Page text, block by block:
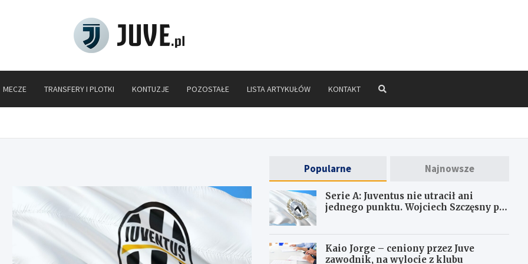
MECZE TRANSFERY I PLOTKI KONTUZJE POZOSTAŁE LISTA ARTYKUŁÓW KONTAKT
Popularne Najnowsze
Serie A: Juventus nie utracił ani
jednego punktu. Wojciech Szczęsny po
Kaio Jorge – ceniony przez Juve
zawodnik, na wylocie z klubu